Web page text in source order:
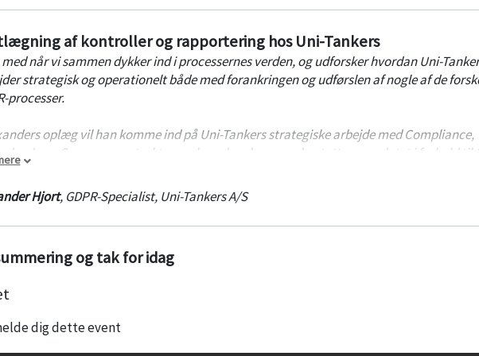
af kontroller og rapportering hos Uni-Tankers
når vi sammen dykker ind i processernes verden, og udforsker hvordan Uni-
strategisk og operationelt både med forankringen og udførslen af nogle af de
processer.
oplæg vil han komme ind på Uni-Tankers strategiske arbejde med Compliance,
deres Governance struktur, og hvordan denne understøtter mandatet i forhold til
Uni-Tankers processer lever operationelt og understøtter den daglige drift.
Hjort, GDPR-Specialist, Uni-Tankers A/S
og tak for idag
dig dette event